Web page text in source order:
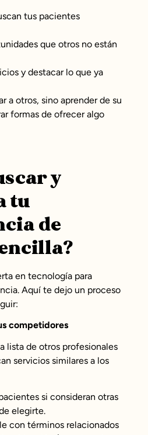
tus pacientes
que otros no están
y destacar lo que ya
a otros, sino aprender de su
formas de ofrecer algo
y
tu
de
en tecnología para
Aquí te dejo un proceso
competidores
lista de otros profesionales
servicios similares a los
si consideran otras
elegirte.
con términos relacionados